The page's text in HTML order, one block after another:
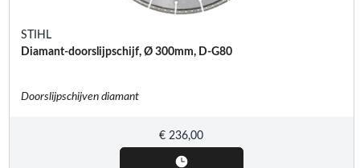
STIHL
Diamant-doorslijpschijf, Ø 300mm, D-G80
Doorslijpschijven diamant
€ 236,00